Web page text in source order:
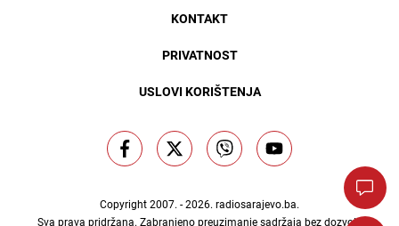
KONTAKT
PRIVATNOST
USLOVI KORIŠTENJA
Copyright 2007. - 2026. radiosarajevo.ba.
Sva prava pridržana. Zabranjeno preuzimanje sadržaja bez dozvole